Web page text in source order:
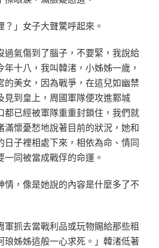
？」女子大聲驚呼起來。
過氣傷到了腦子，不要緊，我說給
十八，我叫韓渚，小姊姊一歲，
的美女，因為戰爭，在這兒如幽禁
見到皇上，周國軍隊便攻進鄴城
都已經被軍隊重重封鎖住，我們就
滿懷憂愁地說著目前的狀況，她和
日子裡相處下來，相依為命、情同
同被當成戰俘的命運。
情，像是她說的內容是什麼多了不
軍抓去當戰利品或玩物賜給那些粗
琅姊姊這般一心求死。」韓渚低著